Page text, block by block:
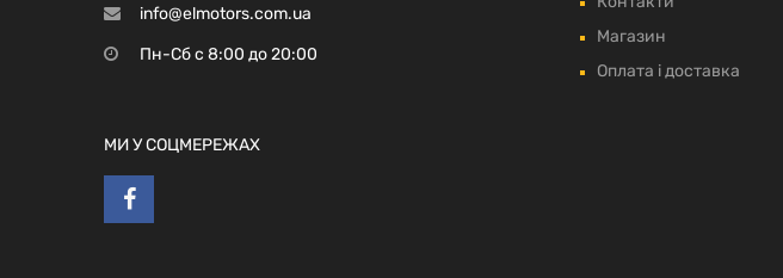
info@elmotors.com.ua
Пн-Сб с 8:00 до 20:00
МИ У СОЦМЕРЕЖАХ
Магазин
Оплата і доставка